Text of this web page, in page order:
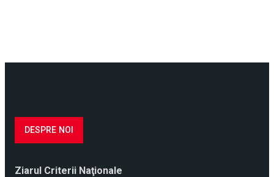
DESPRE NOI
Ziarul Criterii Naţionale